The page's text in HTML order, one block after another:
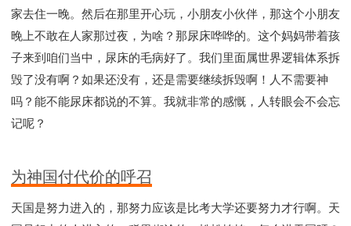
家去住一晚。然后在那里开心玩，小朋友小伙伴，那这个小朋友
晚上不敢在人家那过夜，为啥？那尿床哗哗的。这个妈妈带着孩
子来到咱们当中，尿床的毛病好了。我们里面属世界逻辑体系拆
毁了没有啊？如果还没有，还是需要继续拆毁啊！人不需要神
吗？能不能尿床都说的不算。我就非常的感慨，人转眼会不会忘
记呢？
为神国付代价的呼召
天国是努力进入的，那努力应该是比考大学还要努力才行啊。天